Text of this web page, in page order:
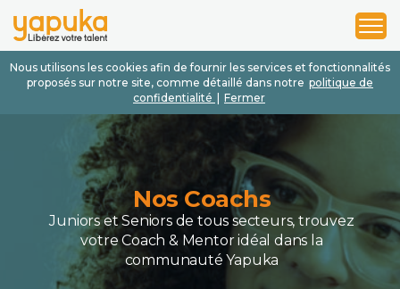
Nous utilisons les cookies afin de fournir les services et fonctionnalités
proposés sur notre site, comme détaillé dans notre politique de
confidentialité
Fermer
1
2
3
Nos Coachs
Juniors et Seniors de tous secteurs, trouvez
votre Coach & Mentor idéal dans la
communauté Yapuka